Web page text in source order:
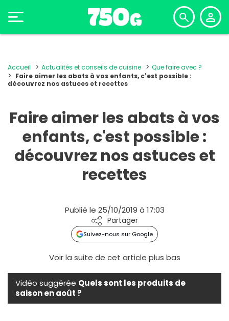
Accueil Actualités et conseils de cuisine
Que faire avec ?
Faire aimer les abats à vos enfants, c'est possible :
découvrez nos astuces et recettes
Faire aimer les abats à vos
enfants, c'est possible :
découvrez nos astuces et
recettes
Publié le 25/10/2019 à 17:03
Partager
Suivez-nous sur Google
Voir la suite de cet article plus bas
Vidéo suggérée Quels sont les produits de
saison en août ?